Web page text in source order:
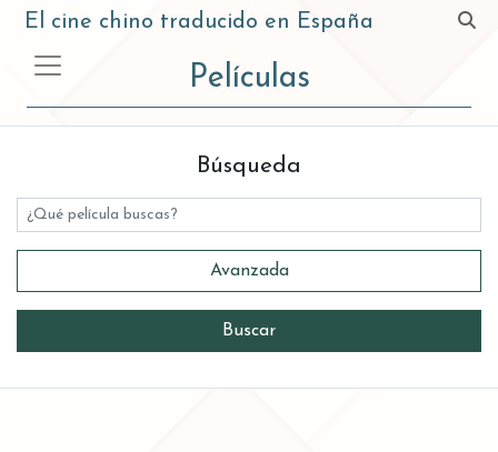
El cine chino traducido en España
Películas
Búsqueda
Título
Avanzada